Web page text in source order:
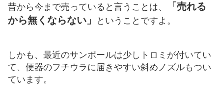
昔から今まで売っていると言うことは、
「売れる
から無くならない」
ということですよ。
しかも、最近のサンポールは少しトロミが付いてい
て、便器のフチウラに届きやすい斜めノズルもつい
ています。